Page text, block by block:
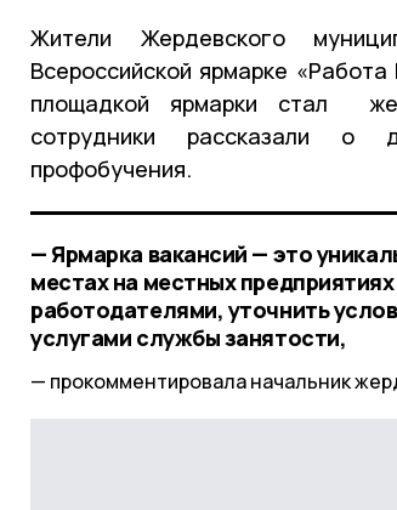
Жители Жердевского
Всероссийской ярмарке
площадкой ярмарки стал
сотрудники рассказали о
профобучения.
— Ярмарка вакансий — это
местах на местных
работодателями, уточнить
услугами службы занятости,
прокомментировала начальник